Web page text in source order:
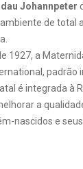
Johannpeter
de total
1927, a
padrão
é integrada à
a
nascidos e